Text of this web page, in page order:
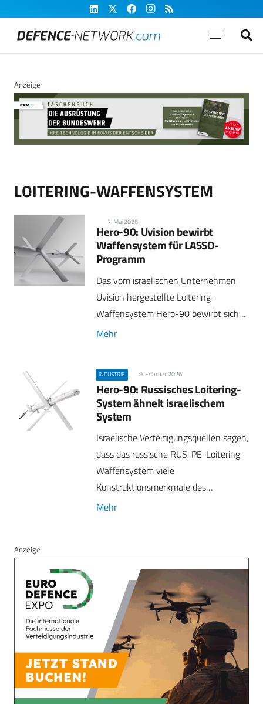
Anzeige
LOITERING-WAFFENSYSTEM
7. Mai 2026
Hero-90: Uvision bewirbt
Waffensystem für LASSO-
Programm
Das vom israelischen Unternehmen
Uvision hergestellte Loitering-
Waffensystem Hero-90 bewirbt sich…
Mehr
INDUSTRIE 9. Februar 2026
Hero-90: Russisches Loitering-
System ähnelt israelischem
System
Israelische Verteidigungsquellen sagen,
dass das russische RUS-PE-Loitering-
Waffensystem viele
Konstruktionsmerkmale des…
Mehr
Anzeige